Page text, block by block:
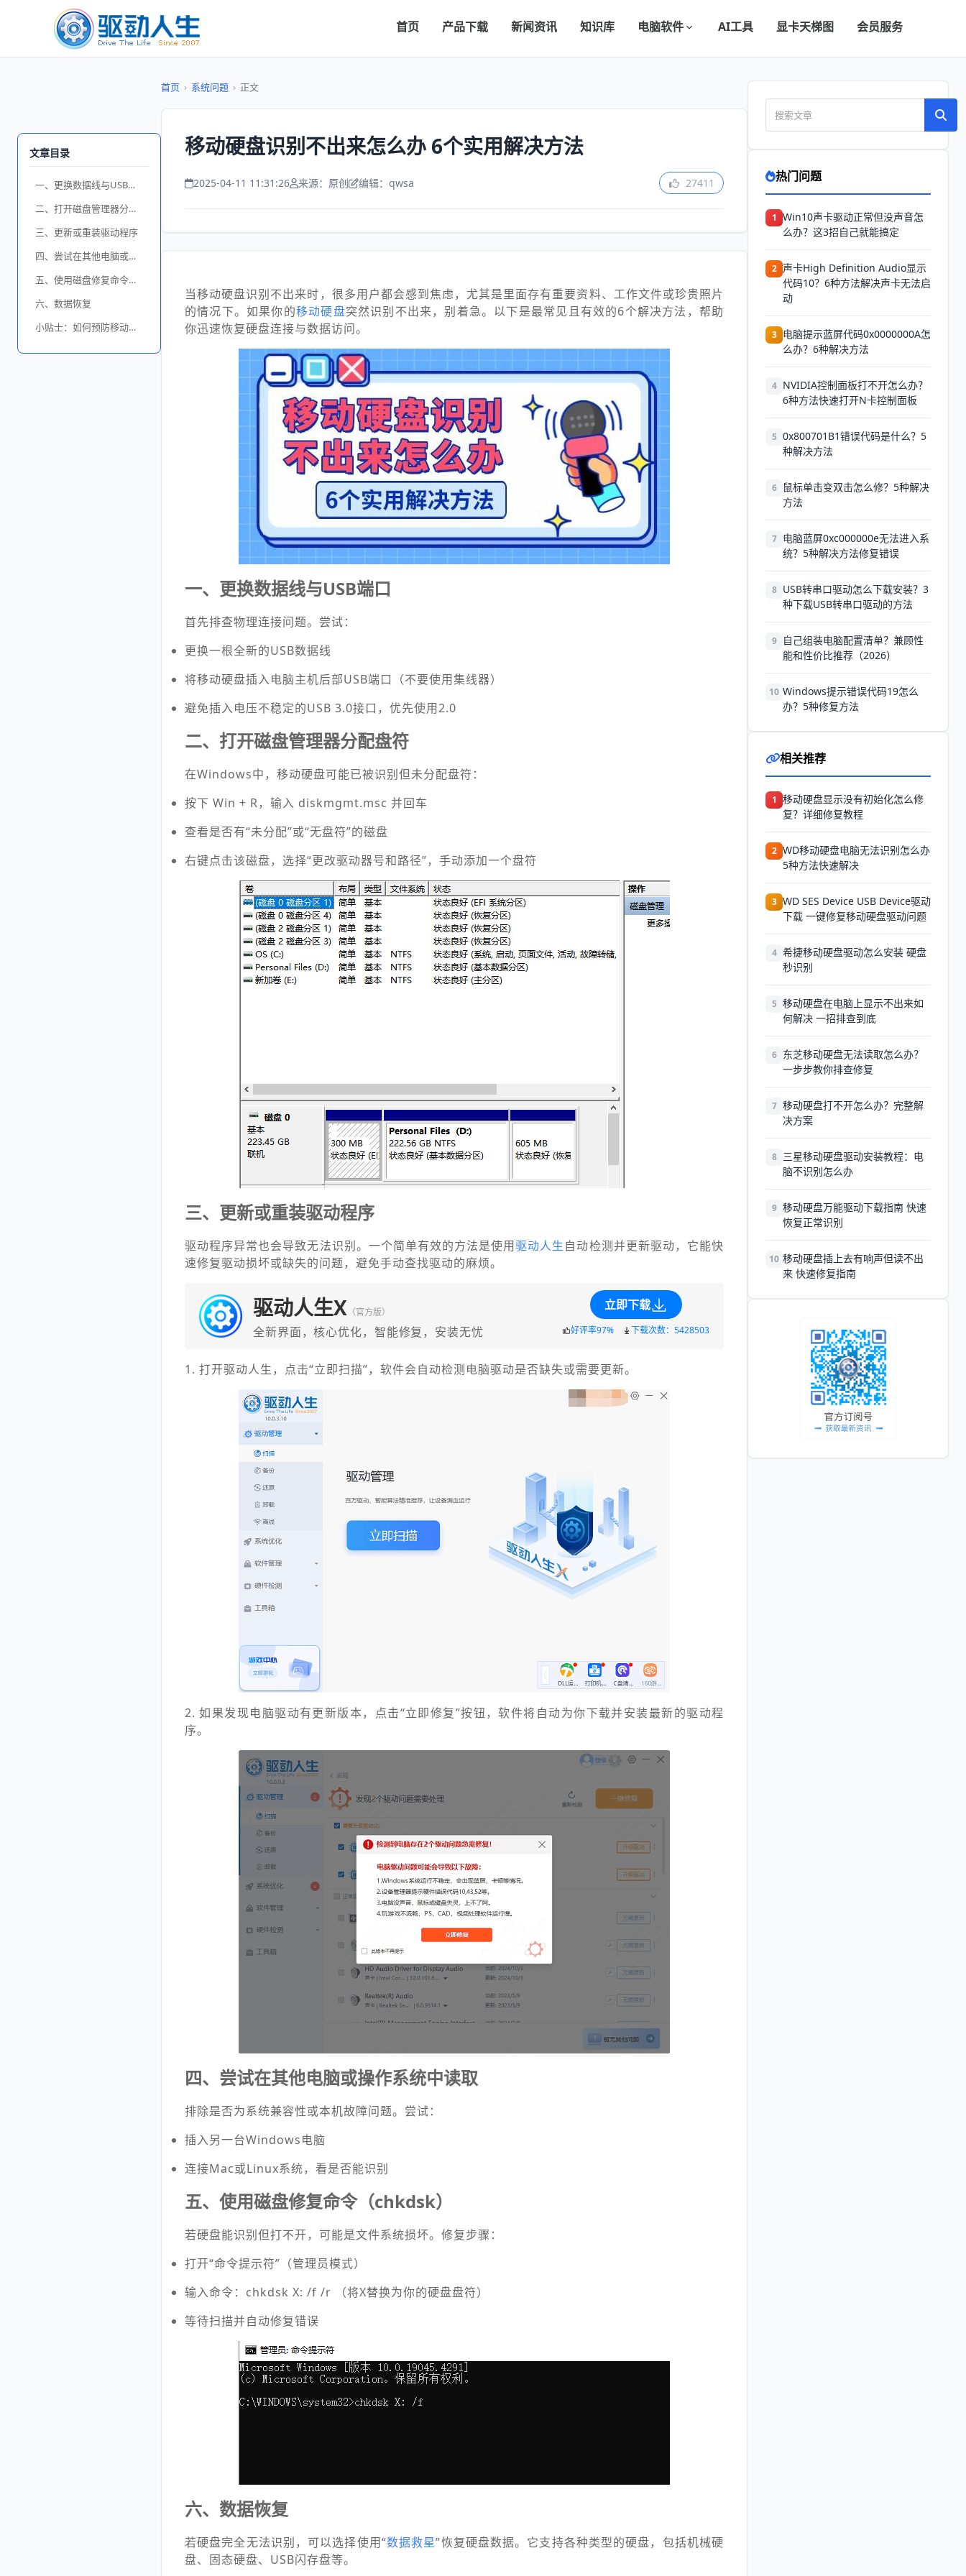
首页 产品下载 新闻资讯 知识库 电脑软件 AI工具 显卡天梯图 会员服务
文章目录
一、更换数据线与USB端口
二、打开磁盘管理器分配盘符
三、更新或重装驱动程序
四、尝试在其他电脑或操作系统中读取
五、使用磁盘修复命令（chkdsk）
六、数据恢复
小贴士：如何预防移动硬盘识别失败
首页 › 系统问题 › 正文
移动硬盘识别不出来怎么办 6个实用解决方法
2025-04-11 11:31:26 来源：原创 编辑：qwsa 27411
当移动硬盘识别不出来时，很多用户都会感到焦虑，尤其是里面存有重要资料、工作文件或珍贵照片
的情况下。如果你的移动硬盘突然识别不出来，别着急。以下是最常见且有效的6个解决方法，帮助
你迅速恢复硬盘连接与数据访问。
一、更换数据线与USB端口
首先排查物理连接问题。尝试：
更换一根全新的USB数据线
将移动硬盘插入电脑主机后部USB端口（不要使用集线器）
避免插入电压不稳定的USB 3.0接口，优先使用2.0
二、打开磁盘管理器分配盘符
在Windows中，移动硬盘可能已被识别但未分配盘符：
按下 Win + R，输入 diskmgmt.msc 并回车
查看是否有“未分配”或“无盘符”的磁盘
右键点击该磁盘，选择“更改驱动器号和路径”，手动添加一个盘符
三、更新或重装驱动程序
驱动程序异常也会导致无法识别。一个简单有效的方法是使用驱动人生自动检测并更新驱动，它能快
速修复驱动损坏或缺失的问题，避免手动查找驱动的麻烦。
驱动人生X （官方版）
全新界面，核心优化，智能修复，安装无忧
立即下载
好评率97% 下载次数：5428503
1. 打开驱动人生，点击“立即扫描”，软件会自动检测电脑驱动是否缺失或需要更新。
2. 如果发现电脑驱动有更新版本，点击“立即修复”按钮，软件将自动为你下载并安装最新的驱动程
序。
四、尝试在其他电脑或操作系统中读取
排除是否为系统兼容性或本机故障问题。尝试：
插入另一台Windows电脑
连接Mac或Linux系统，看是否能识别
五、使用磁盘修复命令（chkdsk）
若硬盘能识别但打不开，可能是文件系统损坏。修复步骤：
打开“命令提示符”（管理员模式）
输入命令：chkdsk X: /f /r （将X替换为你的硬盘盘符）
等待扫描并自动修复错误
六、数据恢复
若硬盘完全无法识别，可以选择使用“数据救星”恢复硬盘数据。它支持各种类型的硬盘，包括机械硬
盘、固态硬盘、USB闪存盘等。
热门问题
1 Win10声卡驱动正常但没声音怎
么办？这3招自己就能搞定
2 声卡High Definition Audio显示
代码10？6种方法解决声卡无法启
动
3 电脑提示蓝屏代码0x0000000A怎
么办？6种解决方法
4 NVIDIA控制面板打不开怎么办？
6种方法快速打开N卡控制面板
5 0x800701B1错误代码是什么？5
种解决方法
6
鼠标单击变双击怎么修？5种解决
方法
7 电脑蓝屏0xc000000e无法进入系
统？5种解决方法修复错误
8 USB转串口驱动怎么下载安装？3
种下载USB转串口驱动的方法
9
自己组装电脑配置清单？兼顾性
能和性价比推荐（2026）
10 Windows提示错误代码19怎么
办？5种修复方法
相关推荐
1 移动硬盘显示没有初始化怎么修
复？详细修复教程
2 WD移动硬盘电脑无法识别怎么办
5种方法快速解决
3 WD SES Device USB Device驱动
下载 一键修复移动硬盘驱动问题
4 希捷移动硬盘驱动怎么安装 硬盘
秒识别
5 移动硬盘在电脑上显示不出来如
何解决 一招排查到底
6 东芝移动硬盘无法读取怎么办？
一步步教你排查修复
7 移动硬盘打不开怎么办？完整解
决方案
8 三星移动硬盘驱动安装教程：电
脑不识别怎么办
9 移动硬盘万能驱动下载指南 快速
恢复正常识别
10 移动硬盘插上去有响声但读不出
来 快速修复指南